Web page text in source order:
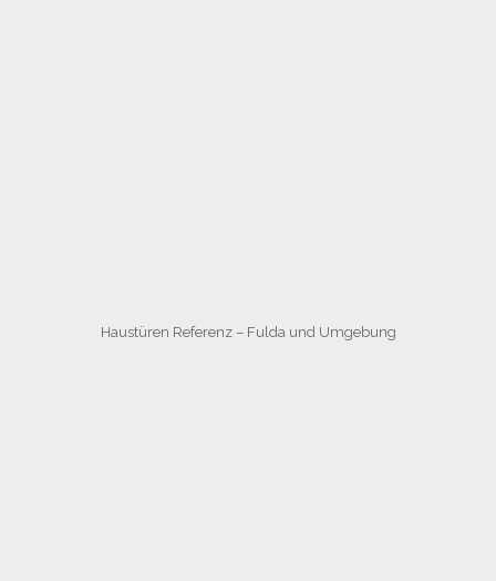
Haustüren Referenz – Fulda und Umgebung